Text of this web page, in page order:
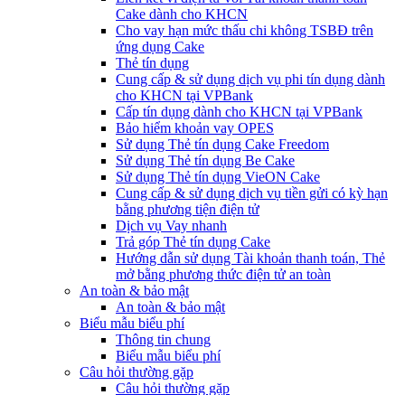
Cake dành cho KHCN
Cho vay hạn mức thấu chi không TSBĐ trên
ứng dụng Cake
Thẻ tín dụng
Cung cấp & sử dụng dịch vụ phi tín dụng dành
cho KHCN tại VPBank
Cấp tín dụng dành cho KHCN tại VPBank
Bảo hiểm khoản vay OPES
Sử dụng Thẻ tín dụng Cake Freedom
Sử dụng Thẻ tín dụng Be Cake
Sử dụng Thẻ tín dụng VieON Cake
Cung cấp & sử dụng dịch vụ tiền gửi có kỳ hạn
bằng phương tiện điện tử
Dịch vụ Vay nhanh
Trả góp Thẻ tín dụng Cake
Hướng dẫn sử dụng Tài khoản thanh toán, Thẻ
mở bằng phương thức điện tử an toàn
An toàn & bảo mật
An toàn & bảo mật
Biểu mẫu biểu phí
Thông tin chung
Biểu mẫu biểu phí
Câu hỏi thường gặp
Câu hỏi thường gặp